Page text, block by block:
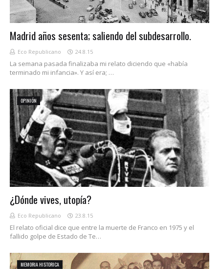
Madrid años sesenta; saliendo del subdesarrollo.
Eco Republicano 24.8.15
La semana pasada finalizaba mi relato diciendo que «había
terminado mi infancia». Y así era; …
OPINIÓN
¿Dónde vives, utopía?
Eco Republicano 23.8.15
El relato oficial dice que entre la muerte de Franco en 1975 y el
fallido golpe de Estado de Te…
MEMORIA HISTORICA